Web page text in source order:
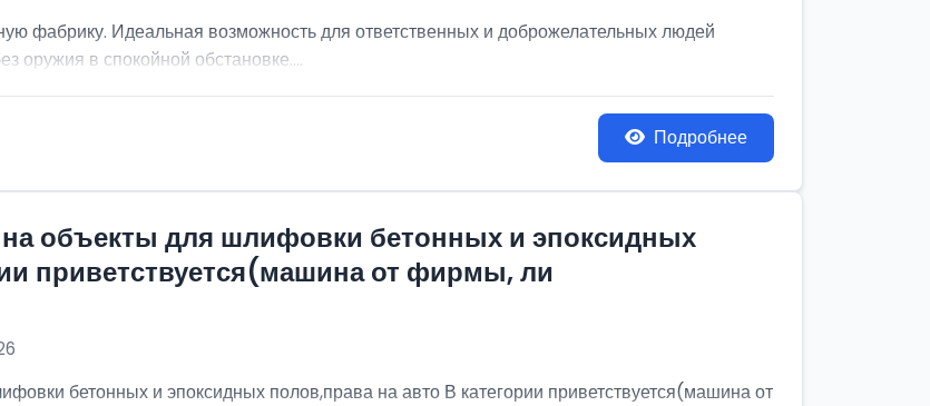
фабрику. Идеальная возможность для ответственных и доброжелательных людей
оружия в спокойной обстановке....
Подробнее
объекты для шлифовки бетонных и эпоксидных
приветствуется(машина от фирмы, ли
бетонных и эпоксидных полов,права на авто В категории приветствуется(машина от